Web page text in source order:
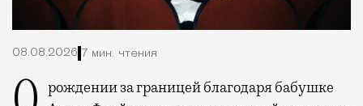
08.08.2026 7 мин. чтения